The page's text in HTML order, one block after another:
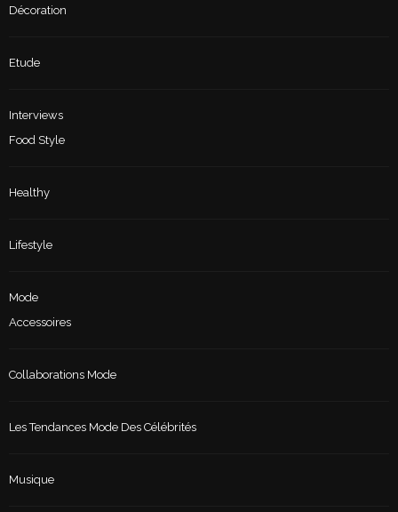
Décoration
Etude
Interviews
Food Style
Healthy
Lifestyle
Mode
Accessoires
Collaborations Mode
Les Tendances Mode Des Célébrités
Musique